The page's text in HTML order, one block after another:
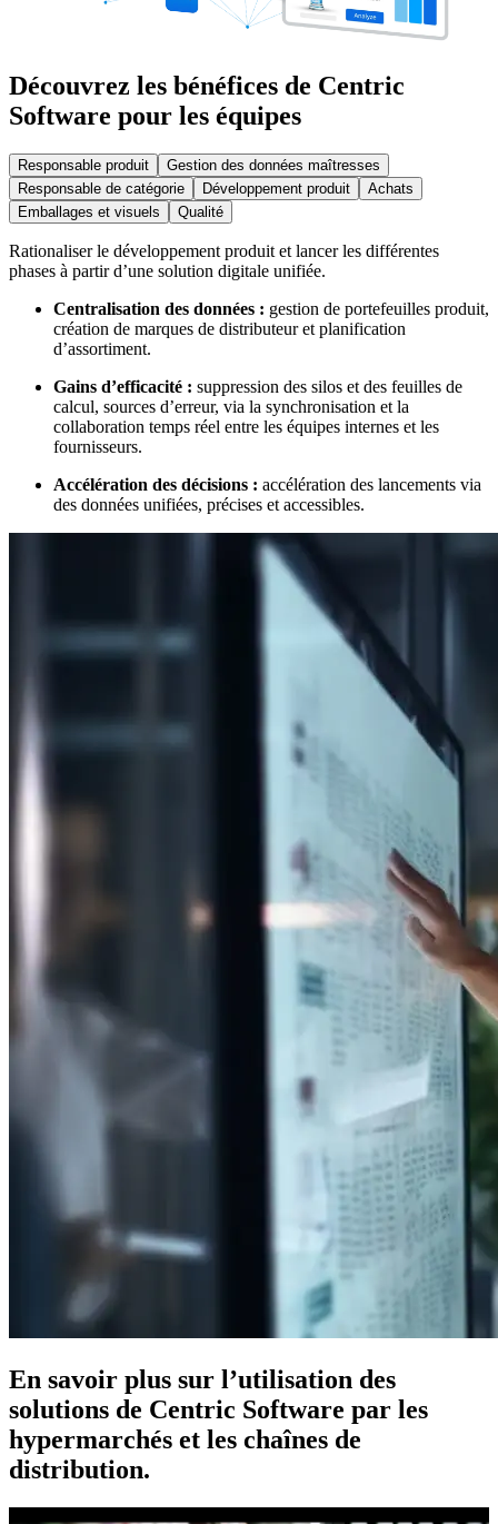
Découvrez les bénéfices de Centric
Software pour les équipes
Responsable produit
Gestion des données maîtresses
Responsable de catégorie
Développement produit
Achats
Emballages et visuels
Qualité
Rationaliser le développement produit et lancer les différentes
phases à partir d’une solution digitale unifiée.
Centralisation des données : gestion de portefeuilles produit,
création de marques de distributeur et planification
d’assortiment.
Gains d’efficacité : suppression des silos et des feuilles de
calcul, sources d’erreur, via la synchronisation et la
collaboration temps réel entre les équipes internes et les
fournisseurs.
Accélération des décisions : accélération des lancements via
des données unifiées, précises et accessibles.
En savoir plus sur l’utilisation des
solutions de Centric Software par les
hypermarchés et les chaînes de
distribution.